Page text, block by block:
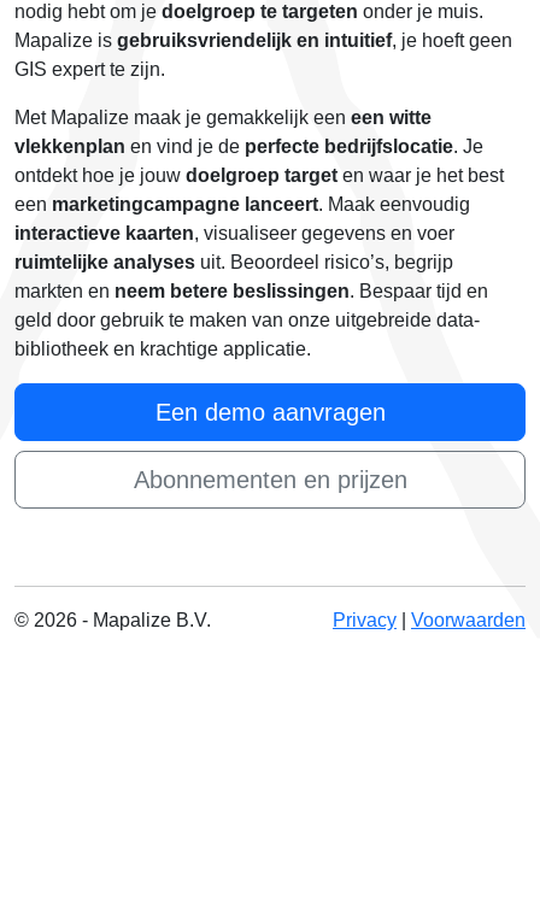
nodig hebt om je doelgroep te targeten onder je muis.
Mapalize is gebruiksvriendelijk en intuitief, je hoeft geen
GIS expert te zijn.
Met Mapalize maak je gemakkelijk een een witte
vlekkenplan en vind je de perfecte bedrijfslocatie. Je
ontdekt hoe je jouw doelgroep target en waar je het best
een marketingcampagne lanceert. Maak eenvoudig
interactieve kaarten, visualiseer gegevens en voer
ruimtelijke analyses uit. Beoordeel risico’s, begrijp
markten en neem betere beslissingen. Bespaar tijd en
geld door gebruik te maken van onze uitgebreide data-
bibliotheek en krachtige applicatie.
Een demo aanvragen
Abonnementen en prijzen
© 2026 - Mapalize B.V. Privacy Voorwaarden